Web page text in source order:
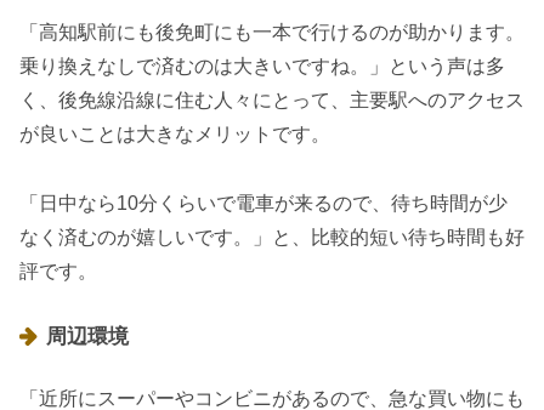
「高知駅前にも後免町にも一本で行けるのが助かります。
乗り換えなしで済むのは大きいですね。」という声は多
く、後免線沿線に住む人々にとって、主要駅へのアクセス
が良いことは大きなメリットです。
「日中なら10分くらいで電車が来るので、待ち時間が少
なく済むのが嬉しいです。」と、比較的短い待ち時間も好
評です。
周辺環境
「近所にスーパーやコンビニがあるので、急な買い物にも